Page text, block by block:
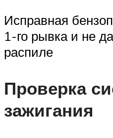
Исправная
1-го рывка и не
распиле
Проверка
зажигания